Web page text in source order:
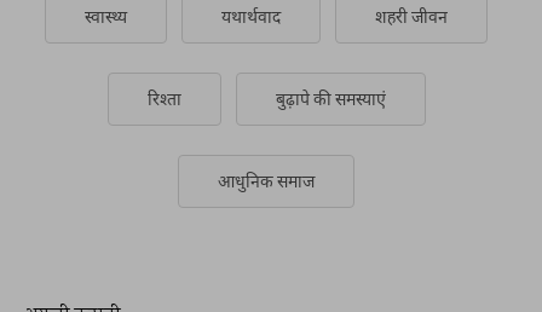
स्वास्थ्य यथार्थवाद शहरी जीवन
रिश्ता बुढ़ापे की समस्याएं
आधुनिक समाज